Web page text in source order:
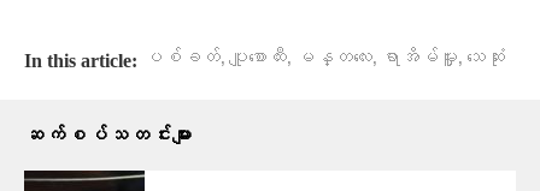
In this article: ပစ်ခတ်,ပျူစောထီး, မန္တလေး, ရာအိမ်မှူး, သေဆုံး
ဆက်စပ်သတင်းများ